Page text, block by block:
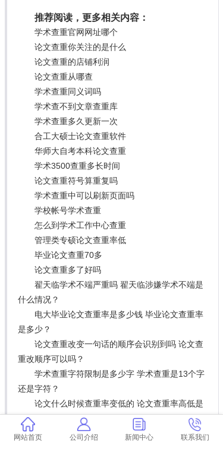
推荐阅读，更多相关内容：
学术查重官网网址哪个
论文查重你关注的是什么
论文查重的店铺利润
论文查重从哪查
学术查重同义词吗
学术查不到文章查重库
学术查重多久更新一次
合工大硕士论文查重软件
华师大自考本科论文查重
学术3500查重多长时间
论文查重符号算重复吗
学术查重中可以刷新页面吗
学校帐号学术查重
怎么到学术工作中心查重
管理类专硕论文查重率低
毕业论文查重70多
论文查重多了好吗
翟天临学术不端严重吗 翟天临涉嫌学术不端是
什么情况？
电大毕业论文查重率是多少钱 毕业论文查重率
是多少？
论文查重改变一句话的顺序会识别到吗 论文查
重改顺序可以吗？
学术查重字符限制是多少字 学术查重是13个字
还是字符？
论文什么时候查重率变低的 论文查重率高低是
怎么回事？
英语论文学术也能查重吗
网站首页 公司介绍 新闻中心 联系我们